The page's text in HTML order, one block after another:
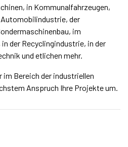
in Kommunalfahrzeugen,
der
im
der Recyclingindustrie, in der
und etlichen mehr.
Bereich der industriellen
Anspruch Ihre Projekte um.